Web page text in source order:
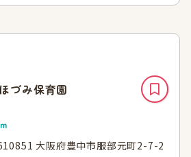
づみ保育園
ｍ
大阪府豊中市服部元町2-7-2